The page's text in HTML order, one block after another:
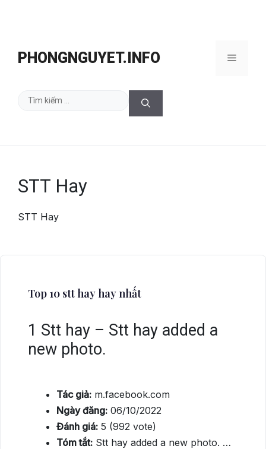
PHONGNGUYET.INFO Menu
Tìm
STT Hay
STT Hay
Top 10 stt hay hay nhất
1 Stt hay – Stt hay added a
new photo.
Tác giả: m.facebook.com
Ngày đăng: 06/10/2022
Đánh giá: 5 (992 vote)
Tóm tắt: Stt hay added a new photo. …